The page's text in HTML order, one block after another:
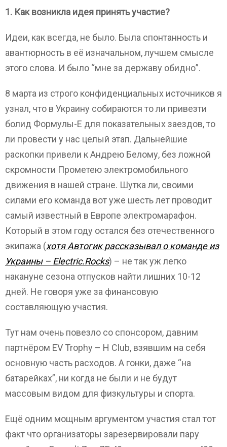
1. Как возникла идея принять участие?
Идеи, как всегда, не было. Была спонтанность и
авантюрность в её изначальном, лучшем смысле
этого слова. И было “мне за державу обидно”.
8 марта из строго конфиденциальных источников я
узнал, что в Украину собираются то ли привезти
болид Формулы-Е для показательных заездов, то
ли провести у нас целый этап. Дальнейшие
раскопки привели к Андрею Белому, без ложной
скромности Прометею электромобильного
движения в нашей стране. Шутка ли, своими
силами его команда вот уже шесть лет проводит
самый известный в Европе электромарафон.
Который в этом году остался без отечественного
экипажа (хотя Автогик рассказывал о команде из
Украины – Electric.Rocks) – не так уж легко
накануне сезона отпусков найти лишних 10-12
дней. Не говоря уже за финансовую
составляющую участия.
Тут нам очень повезло со спонсором, давним
партнёром EV Trophy – H Club, взявшим на себя
основную часть расходов. А гонки, даже “на
батарейках”, ни когда не были и не будут
массовым видом для физкультуры и спорта.
Ещё одним мощным аргументом участия стал тот
факт что организаторы зарезервировали пару